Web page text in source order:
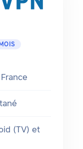
(TV) et